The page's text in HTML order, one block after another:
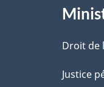
l
a
p
Droit de
Justice